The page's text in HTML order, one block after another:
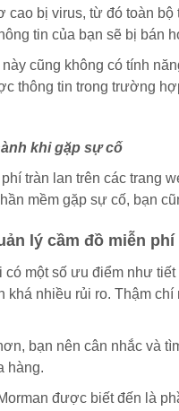
cao bị virus, từ đó toàn
tin của bạn sẽ bị bán
cũng không có tính
thông tin trong trường
khi gặp sự cố
tràn lan trên các trang
mềm gặp sự cố, bạn
lý cầm đồ miễn
một số ưu điểm như
khá nhiều rủi ro. Thậm
bạn nên cân nhắc và
hàng.
được biết đến là